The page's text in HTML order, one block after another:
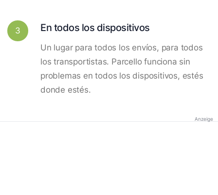
3 En todos los dispositivos
Un lugar para todos los envíos, para todos
los transportistas. Parcello funciona sin
problemas en todos los dispositivos, estés
donde estés.
Anzeige